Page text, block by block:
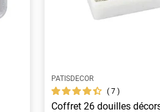
PATISDECOR
7
Coffret 26 douilles